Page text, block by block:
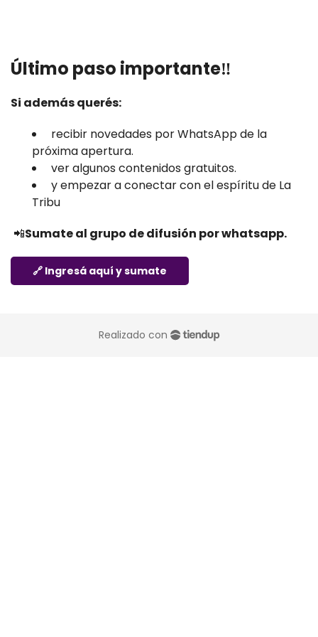
Último paso importante‼️
Si además querés:
recibir novedades por WhatsApp de la
próxima apertura.
ver algunos contenidos gratuitos.
y empezar a conectar con el espíritu de La
Tribu
📲Sumate al grupo de difusión por whatsapp.
🔗 Ingresá aquí y sumate
Realizado con